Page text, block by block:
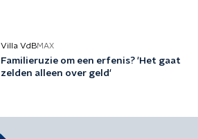
Villa VdBMAX
Familieruzie om een erfenis? 'Het gaat
zelden alleen over geld'